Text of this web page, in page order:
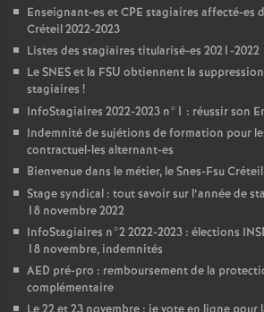
Enseignant-es etCPE stagiaires affecté-es
Créteil 2022-2023
Listes des stagiaires titularisé-es 2021-2022
LeSNESet la FSU obtiennent la
stagiaires !
InfoStagiaires 2022-2023 n°1 : réussir son
Indemnité de sujétions de formation pour
contractuel-les alternant-es
Bienvenue dans le métier, le Snes-Fsu
Stage syndical : tout savoir sur l’année de
18 novembre 2022
InfoStagiaires n°2 2022-2023 : élections
18 novembre, indemnités
AED pré-pro : remboursement de la
complémentaire